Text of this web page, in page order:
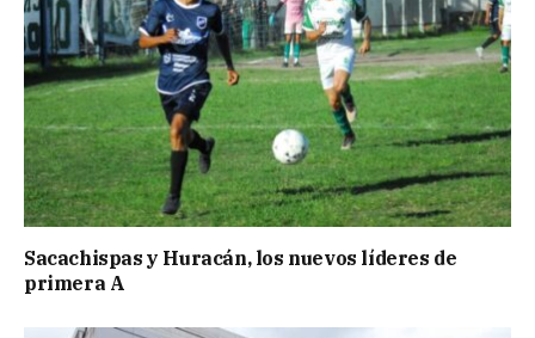
Sacachispas y Huracán, los nuevos líderes de
primera A